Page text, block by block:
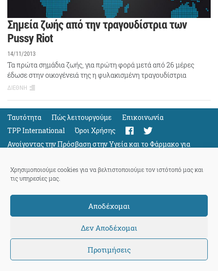
Χρησιμοποιούμε cookies για να βελτιστοποιούμε τον ιστότοπό μας και
τις υπηρεσίες μας.
Αποδέχομαι
Δεν Αποδέχομαι
Προτιμήσεις
Σημεία ζωής από την τραγουδίστρια των
Pussy Riot
14/11/2013
Τα πρώτα σημάδια ζωής, για πρώτη φορά μετά από 26 μέρες
έδωσε στην οικογένειά της η φυλακισμένη τραγουδίστρια
ΔΙΕΘΝΗ
Ταυτότητα Πώς λειτουργούμε
Eπικοινωνία
TPP International
Όροι Χρήσης
Ανοίγοντας την Πρόσβαση στην Υγεία και το Φάρμακο για
Όλους
Support
ThePressProject
powered by our community members
© 2026 ThePressProject | Created by BitsnBytes & re-manufactured
bySociality